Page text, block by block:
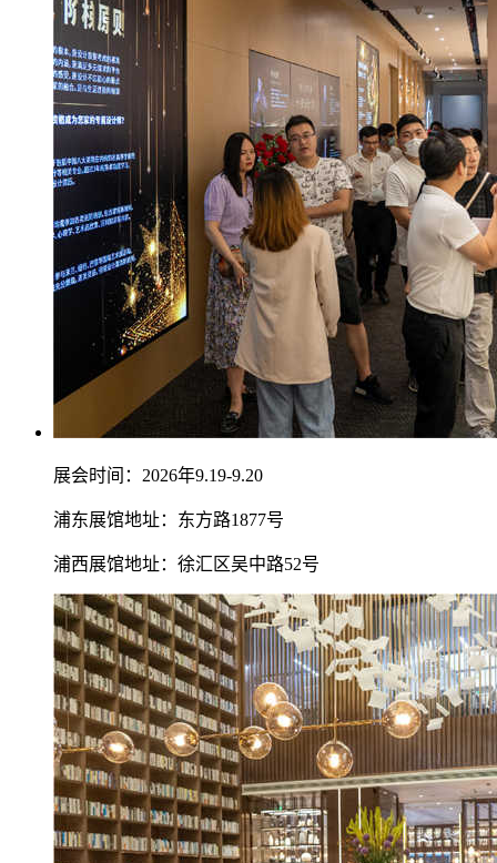
展会时间：2026年9.19-9.20
浦东展馆地址：东方路1877号
浦西展馆地址：徐汇区吴中路52号